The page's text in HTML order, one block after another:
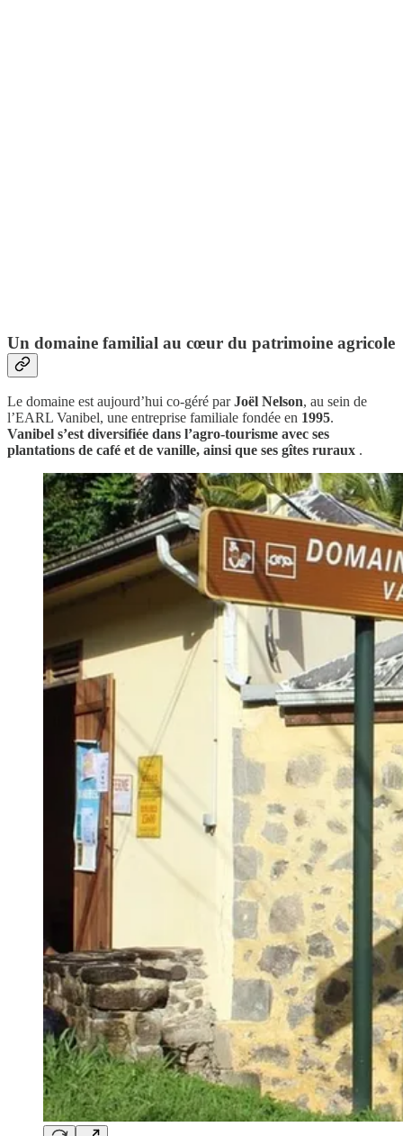
Un domaine familial au cœur du patrimoine agricole
Le domaine est aujourd’hui co-géré parJoël Nelson, au sein de
l’EARL Vanibel, une entreprise familiale fondée en 1995.
Vanibel s’est diversifiée dans l’agro-tourisme avec ses
plantations de café et de vanille, ainsi que ses gîtes ruraux .